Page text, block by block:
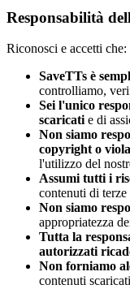
Responsabilità
Riconosci e accetti che:
SaveTTs è
controlliamo,
Sei l'unico
scaricati e di
Non siamo
copyright o
l'utilizzo del
Assumi tutti i
contenuti di terze
Non siamo
appropriatezza
Tutta la
autorizzati
Non forniamo
contenuti